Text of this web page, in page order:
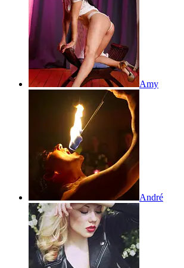
Amy
André